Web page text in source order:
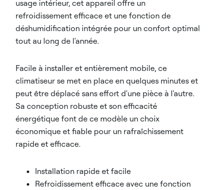
usage intérieur, cet appareil offre un
refroidissement efficace et une fonction de
déshumidification intégrée pour un confort optimal
tout au long de l'année.
Facile à installer et entièrement mobile, ce
climatiseur se met en place en quelques minutes et
peut être déplacé sans effort d'une pièce à l'autre.
Sa conception robuste et son efficacité
énergétique font de ce modèle un choix
économique et fiable pour un rafraîchissement
rapide et efficace.
Installation rapide et facile
Refroidissement efficace avec une fonction